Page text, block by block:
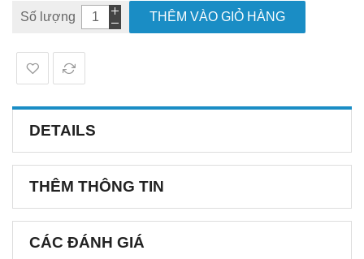
Số lượng THÊM VÀO GIỎ HÀNG
DETAILS
THÊM THÔNG TIN
CÁC ĐÁNH GIÁ